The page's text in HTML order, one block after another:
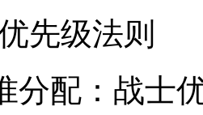
先级法则
分配：战士